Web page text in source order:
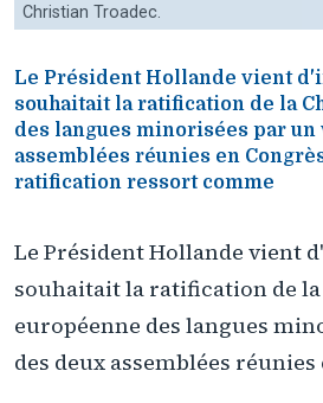
Christian Troadec.
Le Président Hollande vient
souhaitait la ratification de la
des langues minorisées par un
assemblées réunies en
ratification ressort comme
Le Président Hollande vient
souhaitait la ratification de
européenne des langues
des deux assemblées réunies